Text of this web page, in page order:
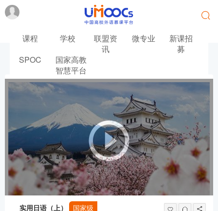
课程 学校
联盟资
讯
微专业
新课招
募
SPOC
国家高教
智慧平台
实用日语（上） 国家级